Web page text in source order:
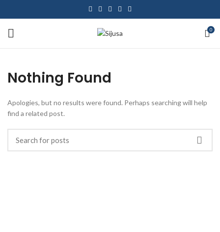
0
Nothing Found
Apologies, but no results were found. Perhaps searching will help
find a related post.